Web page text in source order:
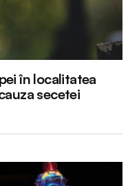
în localitatea
secetei